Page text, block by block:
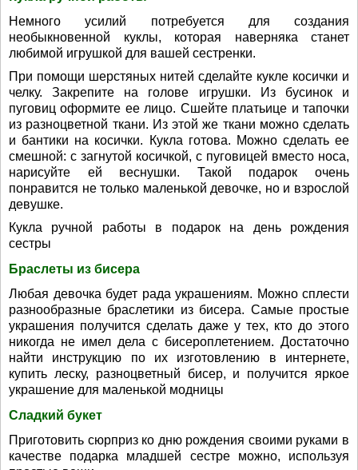
Немного усилий потребуется для создания
необыкновенной куклы, которая наверняка станет
любимой игрушкой для вашей сестренки.
При помощи шерстяных нитей сделайте кукле косички и
челку. Закрепите на голове игрушки. Из бусинок и
пуговиц оформите ее лицо. Сшейте платьице и тапочки
из разноцветной ткани. Из этой же ткани можно сделать
и бантики на косички. Кукла готова. Можно сделать ее
смешной: с загнутой косичкой, с пуговицей вместо носа,
нарисуйте ей веснушки. Такой подарок очень
понравится не только маленькой девочке, но и взрослой
девушке.
Кукла ручной работы в подарок на день рождения
сестры
Браслеты из бисера
Любая девочка будет рада украшениям. Можно сплести
разнообразные браслетики из бисера. Самые простые
украшения получится сделать даже у тех, кто до этого
никогда не имел дела с бисероплетением. Достаточно
найти инструкцию по их изготовлению в интернете,
купить леску, разноцветный бисер, и получится яркое
украшение для маленькой модницы
Сладкий букет
Приготовить сюрприз ко дню рождения своими руками в
качестве подарка младшей сестре можно, используя